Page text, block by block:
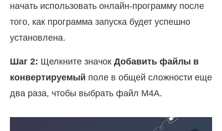
начать использовать онлайн-программу после
того, как программа запуска будет успешно
установлена.
Шаг 2: Щелкните значок Добавить файлы в
конвертируемый поле в общей сложности еще
два раза, чтобы выбрать файл M4A.